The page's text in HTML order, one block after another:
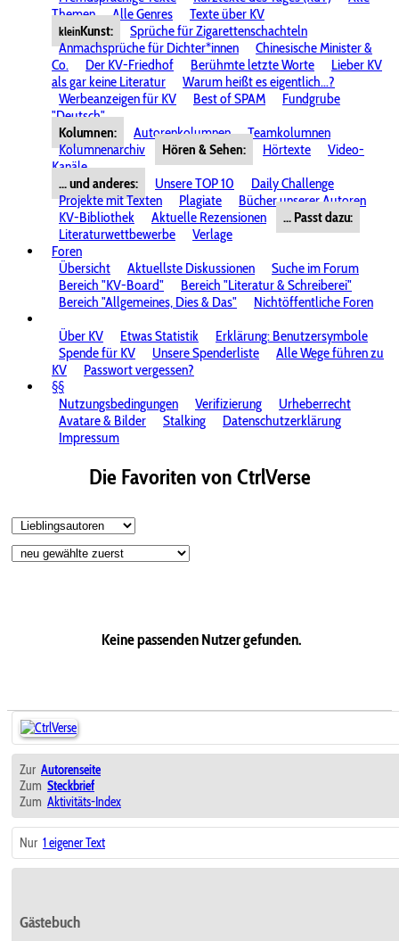
Themen
Alle Genres Texte über KV
kleinKunst:
Sprüche für Zigarettenschachteln
Anmachsprüche für Dichter*innen
Chinesische Minister &
Co.
Der KV-Friedhof Berühmte letzte Worte
Lieber KV
als gar keine Literatur
Warum heißt es eigentlich...?
Werbeanzeigen für KV
Best of SPAM
Fundgrube
"Deutsch"
Kolumnen:
Autorenkolumnen
Teamkolumnen
Kolumnenarchiv
Hören & Sehen: Hörtexte
Video-
Kanäle
... und anderes:
Unsere TOP 10
Daily Challenge
Projekte mit Texten
Plagiate
Bücher unserer Autoren
KV-Bibliothek
Aktuelle Rezensionen
... Passt dazu:
Literaturwettbewerbe
Verlage
Foren
Übersicht
Aktuellste Diskussionen
Suche im Forum
Bereich "KV-Board"
Bereich "Literatur & Schreiberei"
Bereich "Allgemeines, Dies & Das"
Nichtöffentliche Foren
Über KV
Etwas Statistik
Erklärung: Benutzersymbole
Spende für KV
Unsere Spenderliste
Alle Wege führen zu
KV
Passwort vergessen?
§§
Nutzungsbedingungen
Verifizierung
Urheberrecht
Avatare & Bilder
Stalking
Datenschutzerklärung
Impressum
Die Favoriten von CtrlVerse
Keine passenden Nutzer gefunden.
Zur Autorenseite
Zum Steckbrief
Zum Aktivitäts-Index
Nur 1 eigener Text
Gästebuch